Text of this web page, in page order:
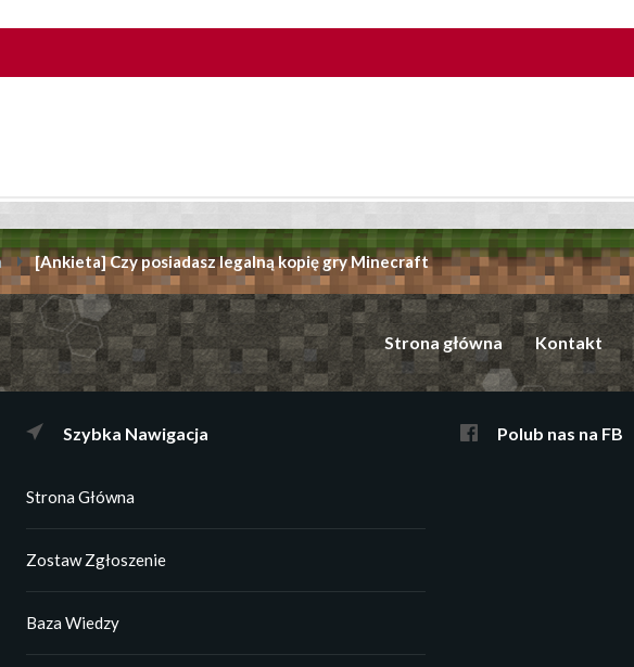
[Ankieta] Czy posiadasz legalną kopię gry Minecraft
Strona główna Kontakt
Szybka Nawigacja
Strona Główna
Zostaw Zgłoszenie
Baza Wiedzy
Polub nas na FB